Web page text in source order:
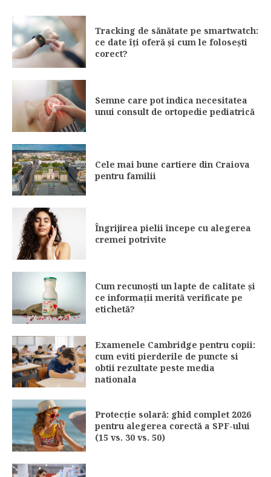
Tracking de sănătate pe smartwatch:
ce date îți oferă și cum le folosești
corect?
Semne care pot indica necesitatea
unui consult de ortopedie pediatrică
Cele mai bune cartiere din Craiova
pentru familii
Îngrijirea pielii începe cu alegerea
cremei potrivite
Cum recunoști un lapte de calitate și
ce informații merită verificate pe
etichetă?
Examenele Cambridge pentru copii:
cum eviti pierderile de puncte si
obtii rezultate peste media
nationala
Protecție solară: ghid complet 2026
pentru alegerea corectă a SPF-ului
(15 vs. 30 vs. 50)